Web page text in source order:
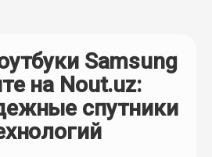
Samsung
на Nout.uz:
спутники